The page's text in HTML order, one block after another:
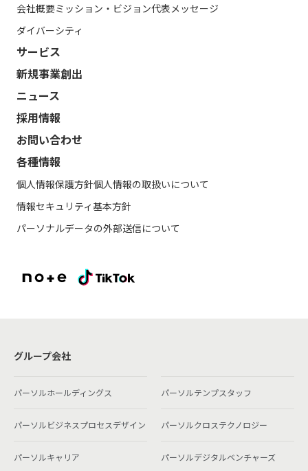
会社概要ミッション・ビジョン代表メッセージ
ダイバーシティ
サービス
新規事業創出
ニュース
採用情報
お問い合わせ
各種情報
個人情報保護方針個人情報の取扱いについて
情報セキュリティ基本方針
パーソナルデータの外部送信について
グループ会社
パーソルホールディングス パーソルテンプスタッフ
パーソルビジネスプロセスデザイン パーソルクロステクノロジー
パーソルキャリア パーソルデジタルベンチャーズ